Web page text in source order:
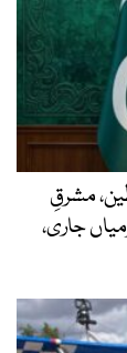
مشرقِ
جاری،